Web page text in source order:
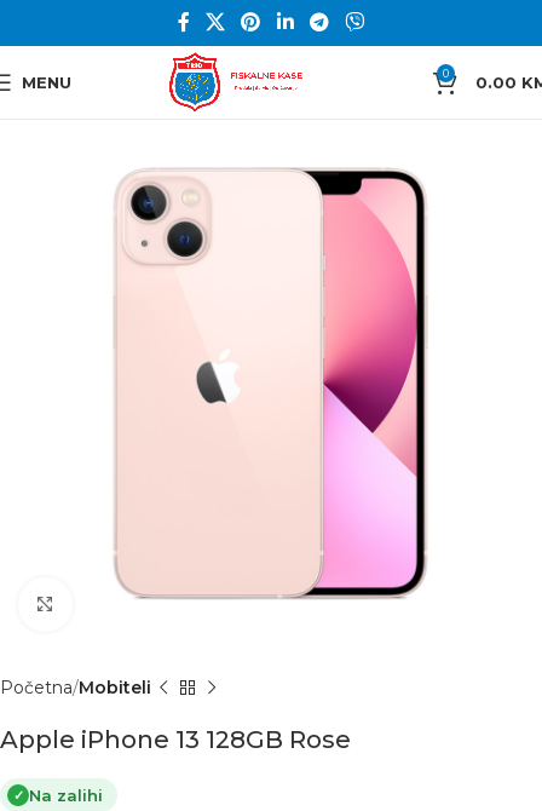
MENU 0 0.00
Click to enlarge
Početna Mobiteli
Apple iPhone 13 128GB Rose
✓ Na zalihi